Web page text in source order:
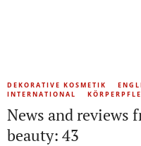
DEKORATIVE KOSMETIK
INTERNATIONAL
News and reviews
beauty: 43